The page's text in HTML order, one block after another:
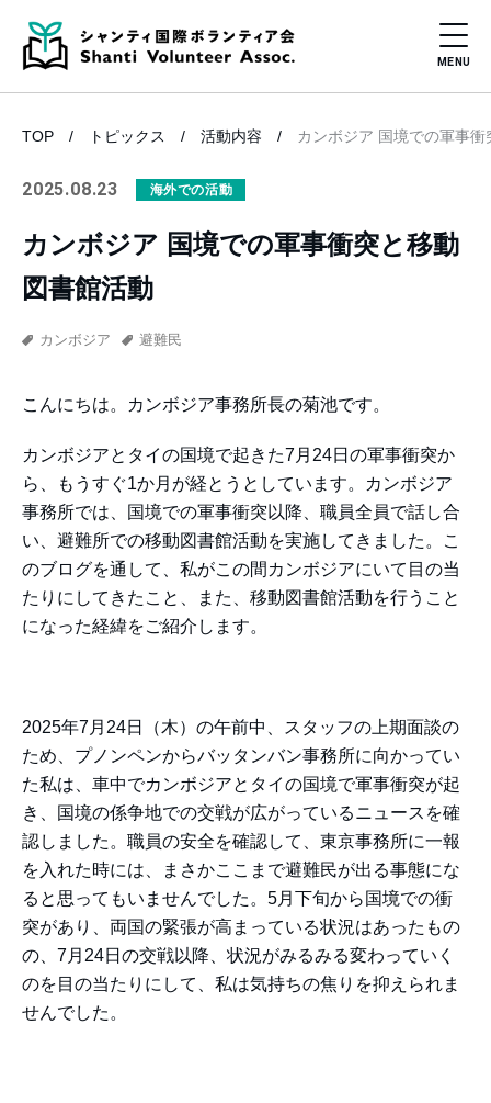
TOP トピックス 活動内容 カンボジア 国境での軍事
2025.08.23 海外での活動
カンボジア 国境での軍事衝突と移動
図書館活動
カンボジア 避難民
こんにちは。カンボジア事務所長の菊池です。
カンボジアとタイの国境で起きた7月24日の軍事衝突か
ら、もうすぐ1か月が経とうとしています。カンボジア
事務所では、国境での軍事衝突以降、職員全員で話し合
い、避難所での移動図書館活動を実施してきました。こ
のブログを通して、私がこの間カンボジアにいて目の当
たりにしてきたこと、また、移動図書館活動を行うこと
になった経緯をご紹介します。
2025年7月24日（木）の午前中、スタッフの上期面談の
ため、プノンペンからバッタンバン事務所に向かってい
た私は、車中でカンボジアとタイの国境で軍事衝突が起
き、国境の係争地での交戦が広がっているニュースを確
認しました。職員の安全を確認して、東京事務所に一報
を入れた時には、まさかここまで避難民が出る事態にな
ると思ってもいませんでした。5月下旬から国境での衝
突があり、両国の緊張が高まっている状況はあったもの
の、7月24日の交戦以降、状況がみるみる変わっていく
のを目の当たりにして、私は気持ちの焦りを抑えられま
せんでした。